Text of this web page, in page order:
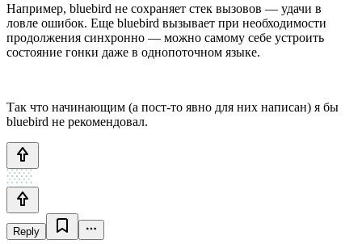
Например, bluebird не сохраняет стек вызовов — удачи в
ловле ошибок. Еще bluebird вызывает при необходимости
продолжения синхронно — можно самому себе устроить
состояние гонки даже в однопоточном языке.
Так что начинающим (а пост-то явно для них написан) я бы
bluebird не рекомендовал.
Reply